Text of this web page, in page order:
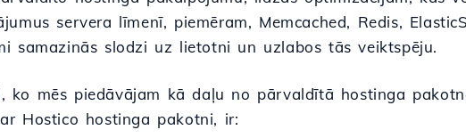
servera līmenī, piemēram, Memcached, Redis,
samazinās slodzi uz lietotni un uzlabos tās veiktspēju.
ko mēs piedāvājam kā daļu no pārvaldītā hostinga
Hostico hostinga pakotni, ir: